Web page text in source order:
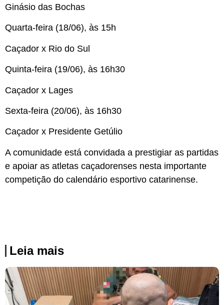
Ginásio das Bochas
Quarta-feira (18/06), às 15h
Caçador x Rio do Sul
Quinta-feira (19/06), às 16h30
Caçador x Lages
Sexta-feira (20/06), às 16h30
Caçador x Presidente Getúlio
A comunidade está convidada a prestigiar as partidas
e apoiar as atletas caçadorenses nesta importante
competição do calendário esportivo catarinense.
Leia mais